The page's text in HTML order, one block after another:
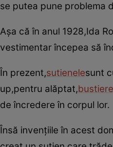
se putea pune problema
Aşa că în anul 1928,Ida
vestimentar începea să
În prezent,sutienelesunt
up,pentru alăptat,
de încredere în corpul lor.
Însă invenţiile în acest